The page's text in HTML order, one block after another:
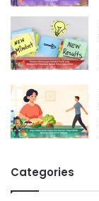
Categories